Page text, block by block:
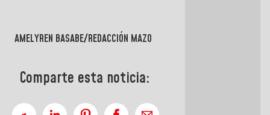
AMELYREN BASABE/REDACCIÓN MAZO
Comparte esta noticia: